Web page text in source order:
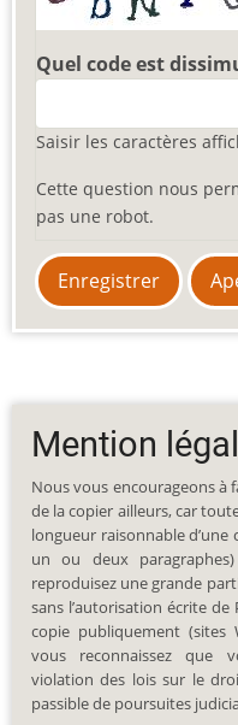
Quel code est
Saisir les caractères
Cette question nous
pas une robot.
Mention
Nous vous encourageons à
de la copier ailleurs, car
longueur raisonnable d’une
un ou deux
reproduisez une grande
sans l’autorisation écrite
copie publiquement (sites
vous reconnaissez que
violation des lois sur le
passible de poursuites